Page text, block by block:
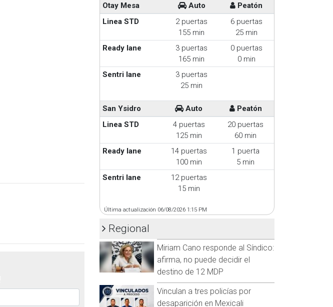
Otay Mesa Auto
Peatón
Linea STD
2 puertas
155 min
6 puertas
25 min
Ready lane
3 puertas
165 min
0 puertas
0 min
Sentri lane
3 puertas
25 min
San Ysidro Auto
Peatón
Linea STD
4 puertas
125 min
20 puertas
60 min
Ready lane
14 puertas
100 min
1 puerta
5 min
Sentri lane
12 puertas
15 min
Última actualización 06/08/2026 1:15 PM
Regional
Miriam Cano responde al Síndico:
afirma, no puede decidir el
destino de 12 MDP
Vinculan a tres policías por
desaparición en Mexicali